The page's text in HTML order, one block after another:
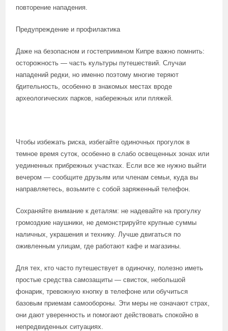
повторение нападения.
Предупреждение и профилактика
Даже на безопасном и гостеприимном Кипре важно помнить:
осторожность — часть культуры путешествий. Случаи
нападений редки, но именно поэтому многие теряют
бдительность, особенно в знакомых местах вроде
археологических парков, набережных или пляжей.
Чтобы избежать риска, избегайте одиночных прогулок в
темное время суток, особенно в слабо освещенных зонах или
уединенных прибрежных участках. Если все же нужно выйти
вечером — сообщите друзьям или членам семьи, куда вы
направляетесь, возьмите с собой заряженный телефон.
Сохраняйте внимание к деталям: не надевайте на прогулку
громоздкие наушники, не демонстрируйте крупные суммы
наличных, украшения и технику. Лучше двигаться по
оживленным улицам, где работают кафе и магазины.
Для тех, кто часто путешествует в одиночку, полезно иметь
простые средства самозащиты — свисток, небольшой
фонарик, тревожную кнопку в телефоне или обучиться
базовым приемам самообороны. Эти меры не означают страх,
они дают уверенность и помогают действовать спокойно в
непредвиденных ситуациях.